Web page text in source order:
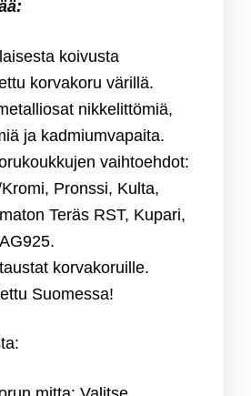
koivusta
korvakoru värillä.
nikkelittömiä,
ja kadmiumvapaita.
vaihtoehdot:
Pronssi, Kulta,
Teräs RST, Kupari,
korvakoruille.
Suomessa!